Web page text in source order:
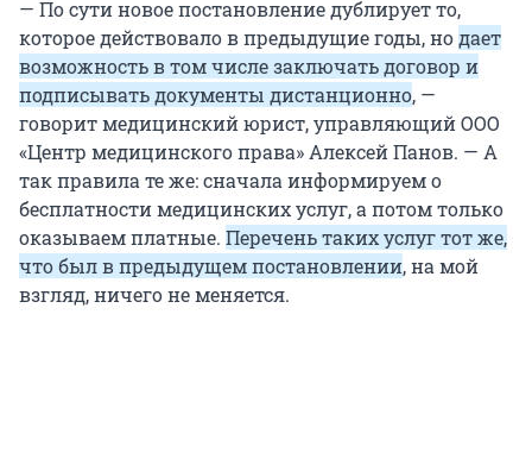
— По сути новое постановление дублирует то,
которое действовало в предыдущие годы, нодает
возможность в том числе заключать договор и
подписывать документы дистанционно, —
говорит медицинский юрист, управляющий ООО
«Центр медицинского права» Алексей Панов. — А
так правила те же: сначала информируем о
бесплатности медицинских услуг, а потом только
оказываем платные. Перечень таких услуг тот же,
что был в предыдущем постановлении, на мой
взгляд, ничего не меняется.